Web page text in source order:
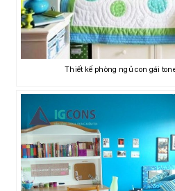
Thiết kế phòng ngủ con gái